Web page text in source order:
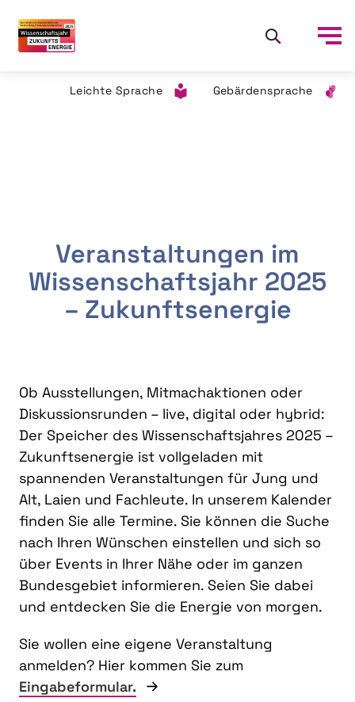
Leichte Sprache Gebärdensprache
Veranstaltungen im
Wissenschaftsjahr 2025
– Zukunftsenergie
Ob Ausstellungen, Mitmachaktionen oder
Diskussionsrunden – live, digital oder hybrid:
Der Speicher des Wissenschaftsjahres 2025 –
Zukunftsenergie ist vollgeladen mit
spannenden Veranstaltungen für Jung und
Alt, Laien und Fachleute. In unserem Kalender
finden Sie alle Termine. Sie können die Suche
nach Ihren Wünschen einstellen und sich so
über Events in Ihrer Nähe oder im ganzen
Bundesgebiet informieren. Seien Sie dabei
und entdecken Sie die Energie von morgen.
Sie wollen eine eigene Veranstaltung
anmelden? Hier kommen Sie zum
Eingabeformular.